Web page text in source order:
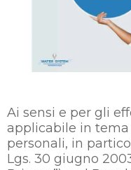
Ai sensi e per gli
applicabile in
personali, in
Lgs. 30 giugno